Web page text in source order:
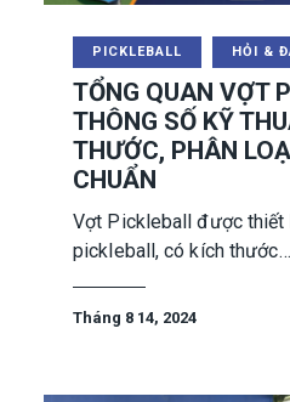
PICKLEBALL HỎI &
TỔNG QUAN VỢT
THÔNG SỐ KỸ
THƯỚC, PHÂN
CHUẨN
Vợt Pickleball được thiết
pickleball, có kích thước…
Tháng 8 14, 2024